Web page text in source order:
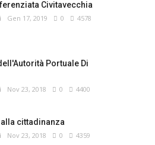
Civitavecchia
Gen 17, 2019 0 4578
Portuale Di
Nov 23, 2018 0 4400
cittadinanza
Nov 23, 2018 0 4359